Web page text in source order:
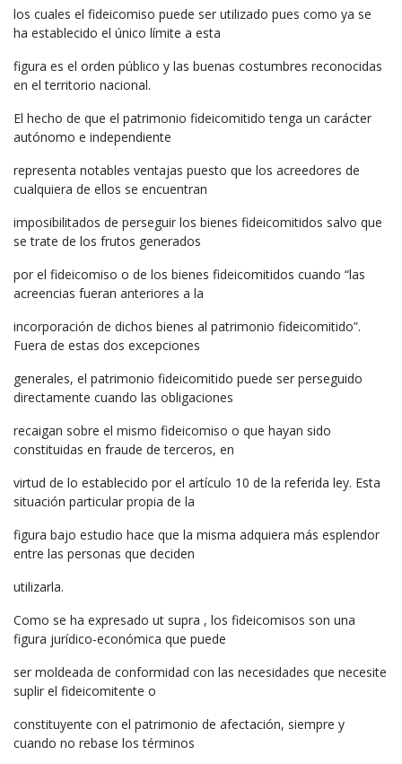
los cuales el fideicomiso puede ser utilizado pues como ya se
ha establecido el único límite a esta
figura es el orden público y las buenas costumbres reconocidas
en el territorio nacional.
El hecho de que el patrimonio fideicomitido tenga un carácter
autónomo e independiente
representa notables ventajas puesto que los acreedores de
cualquiera de ellos se encuentran
imposibilitados de perseguir los bienes fideicomitidos salvo que
se trate de los frutos generados
por el fideicomiso o de los bienes fideicomitidos cuando “las
acreencias fueran anteriores a la
incorporación de dichos bienes al patrimonio fideicomitido”.
Fuera de estas dos excepciones
generales, el patrimonio fideicomitido puede ser perseguido
directamente cuando las obligaciones
recaigan sobre el mismo fideicomiso o que hayan sido
constituidas en fraude de terceros, en
virtud de lo establecido por el artículo 10 de la referida ley. Esta
situación particular propia de la
figura bajo estudio hace que la misma adquiera más esplendor
entre las personas que deciden
utilizarla.
Como se ha expresado ut supra , los fideicomisos son una
figura jurídico-económica que puede
ser moldeada de conformidad con las necesidades que necesite
suplir el fideicomitente o
constituyente con el patrimonio de afectación, siempre y
cuando no rebase los términos